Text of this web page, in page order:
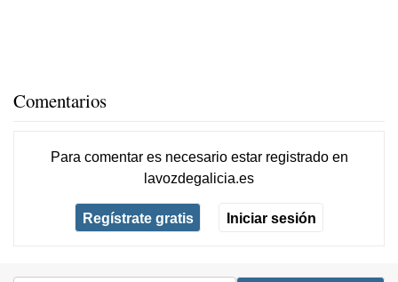
Comentarios
Para comentar es necesario estar registradoen
lavozdegalicia.es
Regístrate gratis Iniciar sesión